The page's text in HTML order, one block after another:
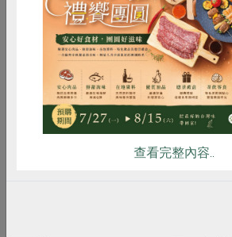
惜食 RPET 食譜
雞蛋 食安 共同購買
查看完整內容..